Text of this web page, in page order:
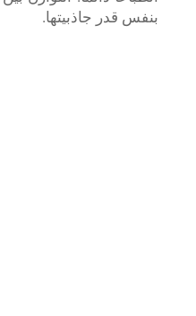
بنفس قدر جاذبيتها.